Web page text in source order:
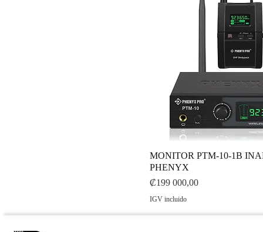
MONITOR PTM-10-1B
PHENYX
Precio
₡199 000,00
IGV incluido